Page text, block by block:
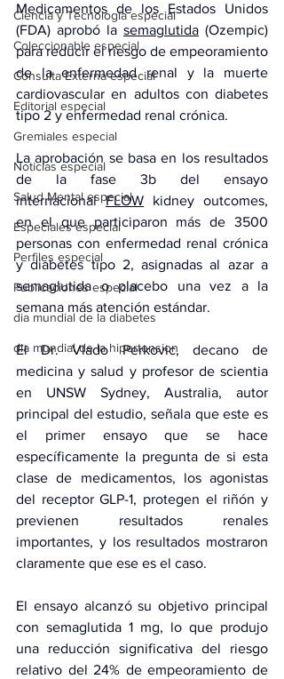
Ciencia y Tecnología especial
Coleccionable especial
Consulta Externa especial
Editorial especial
Gremiales especial
Noticias especial
Salud Mental especial
Especiales especial
Perfiles especial
Publicaciones especial
dia mundial de la diabetes
dia mundial de la hipertension
Medicamentos de los Estados Unidos
(FDA) aprobó la semaglutida (Ozempic)
para reducir el riesgo de empeoramiento
de la enfermedad renal y la muerte
cardiovascular en adultos con diabetes
tipo 2 y enfermedad renal crónica.
La aprobación se basa en los resultados
de la fase 3b del ensayo
internacional FLOW kidney outcomes,
en el que participaron más de 3500
personas con enfermedad renal crónica
y diabetes tipo 2, asignadas al azar a
semaglutida o placebo una vez a la
semana más atención estándar.
El Dr. Vlado Perkovic, decano de
medicina y salud y profesor de scientia
en UNSW Sydney, Australia, autor
principal del estudio, señala que este es
el primer ensayo que se hace
específicamente la pregunta de si esta
clase de medicamentos, los agonistas
del receptor GLP-1, protegen el riñón y
previenen resultados renales
importantes, y los resultados mostraron
claramente que ese es el caso.
El ensayo alcanzó su objetivo principal
con semaglutida 1 mg, lo que produjo
una reducción significativa del riesgo
relativo del 24% de empeoramiento de